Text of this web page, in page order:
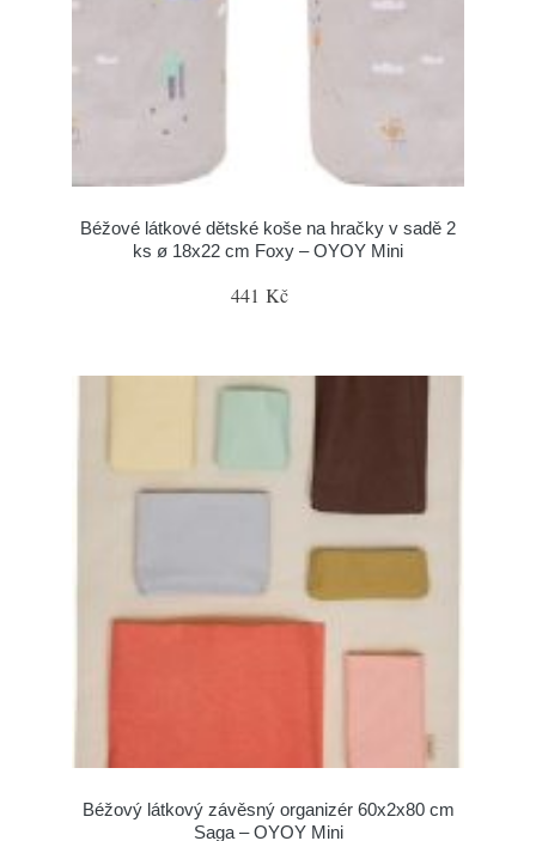
Béžové látkové dětské koše na hračky v sadě 2
ks ø 18x22 cm Foxy – OYOY Mini
441 Kč
Béžový látkový závěsný organizér 60x2x80 cm
Saga – OYOY Mini